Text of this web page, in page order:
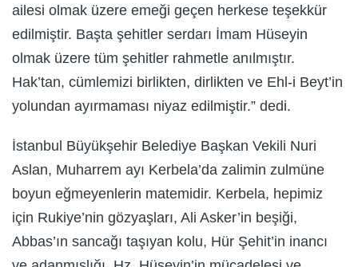
ailesi olmak üzere emeği geçen herkese teşekkür
edilmiştir. Başta şehitler serdarı İmam Hüseyin
olmak üzere tüm şehitler rahmetle anılmıştır.
Hak’tan, cümlemizi birlikten, dirlikten ve Ehl-i Beyt’in
yolundan ayırmaması niyaz edilmiştir.” dedi.
İstanbul Büyükşehir Belediye Başkan Vekili Nuri
Aslan, Muharrem ayı Kerbela’da zalimin zulmüne
boyun eğmeyenlerin matemidir. Kerbela, hepimiz
için Rukiye’nin gözyaşları, Ali Asker’in beşiği,
Abbas’ın sancağı taşıyan kolu, Hür Şehit’in inancı